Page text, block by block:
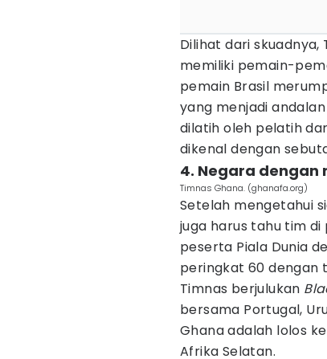
Dilihat dari skuadnya,
memiliki pemain-
pemain Brasil
yang menjadi
dilatih oleh pelatih
dikenal dengan
4. Negara
Timnas Ghana. (ghanafa.org)
Setelah mengetahui
juga harus tahu tim
peserta Piala Dunia
peringkat 60 dengan
Timnas berjulukan
bersama Portugal,
Ghana adalah lolos
Afrika Selatan.